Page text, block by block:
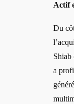
Actif
Du
Shiab
a